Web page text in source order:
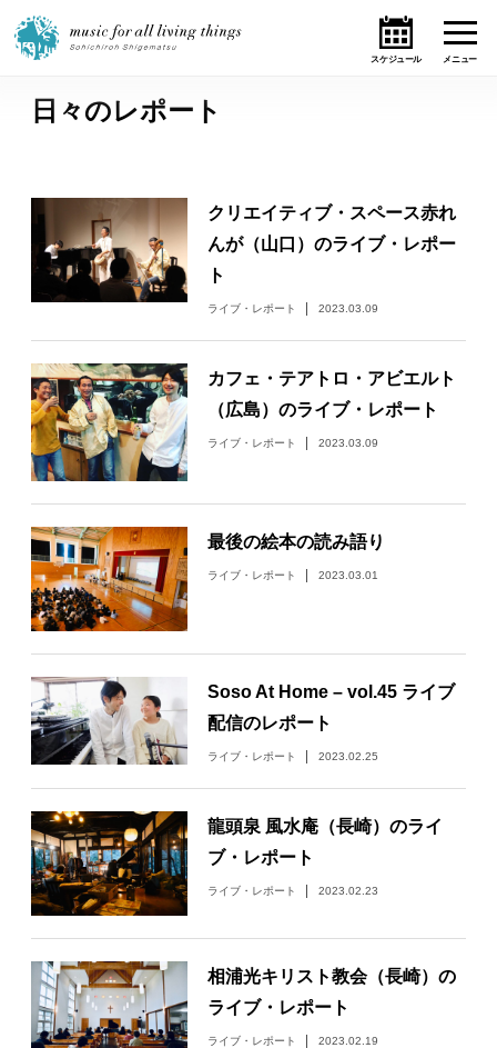
ホーム
テーマ
ライブ・スケジュール
作品
オンライン・ショップ
ギャラリー
日々のレポート
Specials
演奏依頼
お問い合わせ
日々のレポート
クリエイティブ・スペース赤れ
んが（山口）のライブ・レポー
ト
ライブ・レポート 2023.03.09
カフェ・テアトロ・アビエルト
（広島）のライブ・レポート
ライブ・レポート 2023.03.09
最後の絵本の読み語り
ライブ・レポート 2023.03.01
Soso At Home – vol.45 ライブ
配信のレポート
ライブ・レポート 2023.02.25
龍頭泉 風水庵（長崎）のライ
ブ・レポート
ライブ・レポート 2023.02.23
相浦光キリスト教会（長崎）の
ライブ・レポート
ライブ・レポート 2023.02.19